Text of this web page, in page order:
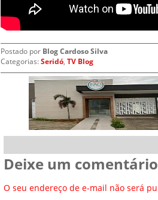
Postado por Blog Cardoso Silva
Categorias:Seridó, TV Blog
Deixe um comentário
O seu endereço de e-mail não será